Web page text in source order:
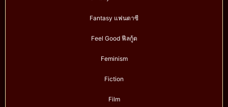
Fantasy แฟนตาซี
Feel Good ฟีลกู้ด
Feminism
Fiction
Film